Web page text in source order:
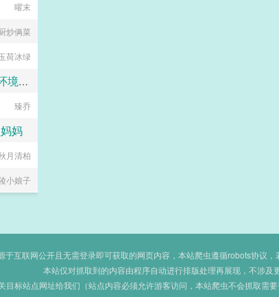
曜末
炒俩菜
荷冰绿
npc模式开启，我随心所欲的在各种环境享受女人
by sun
臻乔
妈
月清柏
小娘子
于互联网公开且无需登录即可获取的网页内容，本站爬虫遵循robots协议
本站仅对抓取到的内容由程序自动进行排版处理再展现，不涉及
目标站点网址给我们（站点内容必须允许游客访问，本站爬虫不会抓取需